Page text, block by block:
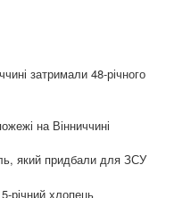
затримали 48-річного
на Вінниччині
який придбали для ЗСУ
річний хлопець